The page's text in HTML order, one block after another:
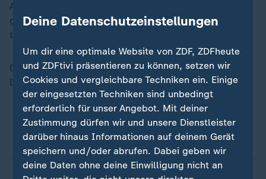
Ausrottung, Folter, Vergewaltigung und Geiselnahme
gewesen. Diese Taten habe er teils selbst begangen,
teils befohlen oder veranlasst.
Der Strafgerichtshof sieht Deif als einen der
Drahtzieher hinter dem Massaker vom 7. Oktober.
Was ist der Internationale Strafgerichtshof
(IStGH)?
Was ist der Unterschied zum IGH?
Deine Datenschutzeinstellungen
Um dir eine optimale Website von ZDF, ZDFheute
und ZDFtivi präsentieren zu können, setzen wir
Cookies und vergleichbare Techniken ein. Einige
der eingesetzten Techniken sind unbedingt
erforderlich für unser Angebot. Mit deiner
Zustimmung dürfen wir und unsere Dienstleister
darüber hinaus Informationen auf deinem Gerät
speichern und/oder abrufen. Dabei geben wir
deine Daten ohne deine Einwilligung nicht an